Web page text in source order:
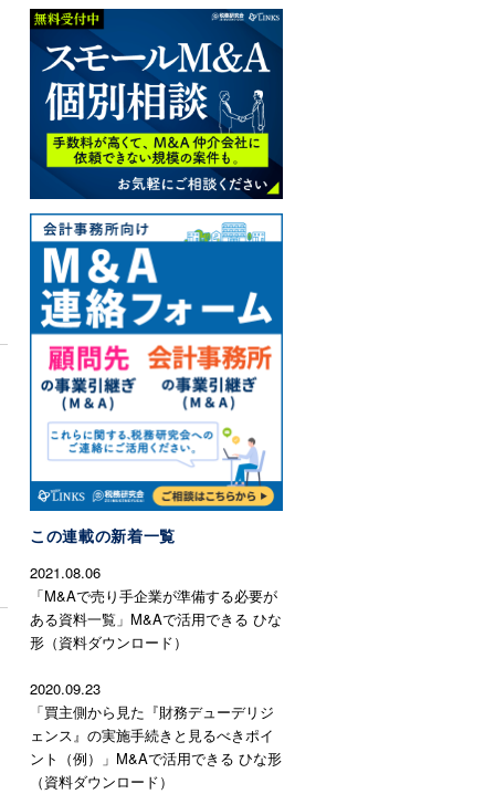
この連載の新着一覧
2021.08.06
「M&Aで売り手企業が準備する必要が
ある資料一覧」M&Aで活用できる ひな
形（資料ダウンロード）
2020.09.23
「買主側から見た『財務デューデリジ
ェンス』の実施手続きと見るべきポイ
ント（例）」M&Aで活用できる ひな形
（資料ダウンロード）